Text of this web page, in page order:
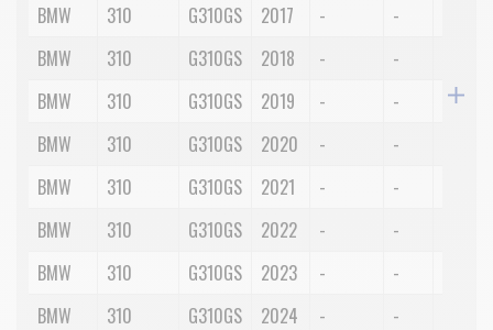
BMW
310 G310GS 2017 - -
BMW
310 G310GS 2018 - -
BMW
310 G310GS 2019 - -
-
BMW
310 G310GS 2020 - -
BMW
310 G310GS 2021 - -
BMW
310 G310GS 2022 - -
BMW
310 G310GS 2023 - -
BMW
310 G310GS 2024 - -